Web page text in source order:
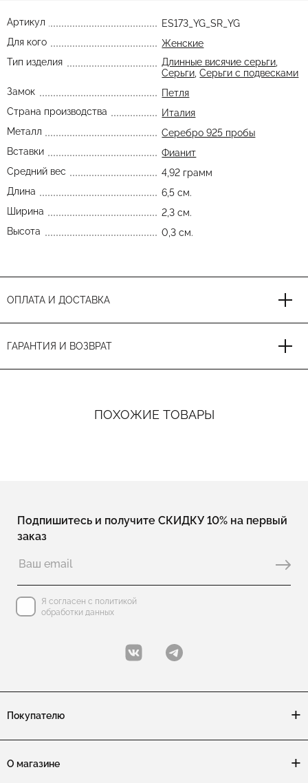
Артикул
ES173_YG_SR_YG
Для кого
Женские
Тип изделия
Длинные висячие серьги
Серьги ,Серьги с подвесками
Замок
Петля
Страна производства
Италия
Металл
Серебро 925 пробы
Вставки
Фианит
Средний вес
4,92 грамм
Длина
6,5 см.
Ширина
2,3 см.
Высота
0,3 см.
ОПЛАТА И ДОСТАВКА
ГАРАНТИЯ И ВОЗВРАТ
ПОХОЖИЕ ТОВАРЫ
Подпишитесь и получите СКИДКУ 10% на первый
заказ
Я согласен с политикой
обработки данных
Покупателю
О магазине